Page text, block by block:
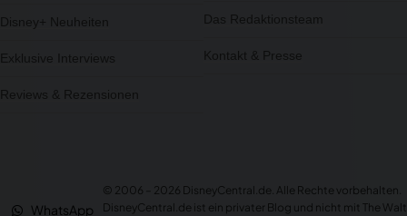
Disney+ Neuheiten
Exklusive Interviews
Reviews & Rezensionen
Das Redaktionsteam
Kontakt & Presse
WhatsApp
© 2006 – 2026 DisneyCentral.de. Alle Rechte vorbehalten.
DisneyCentral.de ist ein privater Blog und nicht mit The Walt
DEAL Gerade eben